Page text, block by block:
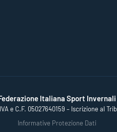
Italiana Sport Invernali
e C.F. 05027640159 – Iscrizione al
Informative Protezione Dati